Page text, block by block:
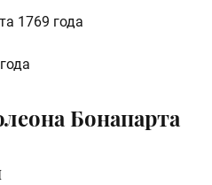
1769 года
Бонапарта